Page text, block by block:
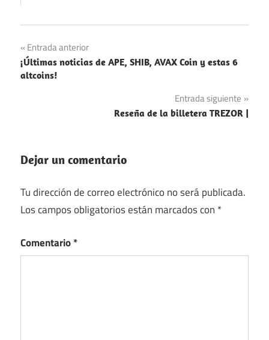
Navegación
de
Entrada anterior
¡Últimas noticias de APE, SHIB, AVAX Coin y estas 6
altcoins!
Entrada siguiente
Reseña de la billetera TREZOR |
Dejar un comentario
Tu dirección de correo electrónico no será publicada.
Los campos obligatorios están marcados con *
Comentario*